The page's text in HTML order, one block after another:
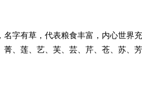
名字有草，代表粮食丰富，内心世界
菁、莲、艺、芙、芸、芹、苍、苏、